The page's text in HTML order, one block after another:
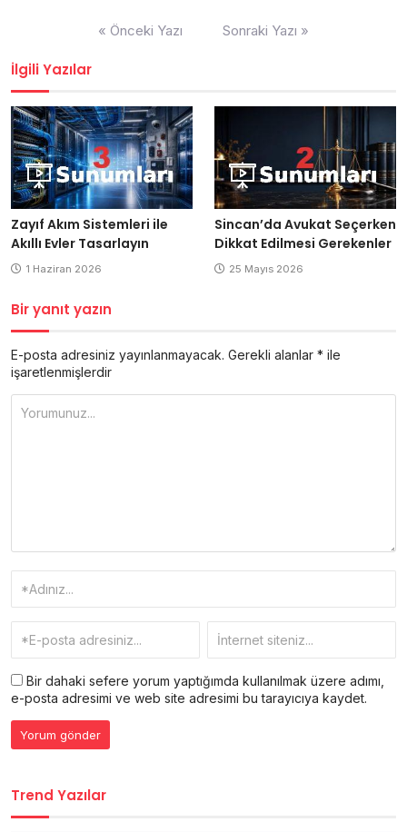
« Önceki Yazı Sonraki Yazı »
İlgili Yazılar
Zayıf Akım Sistemleri ile
Akıllı Evler Tasarlayın
1 Haziran 2026
Sincan’da Avukat Seçerken
Dikkat Edilmesi Gerekenler
25 Mayıs 2026
Bir yanıt yazın
E-posta adresiniz yayınlanmayacak. Gerekli alanlar * ile
işaretlenmişlerdir
Bir dahaki sefere yorum yaptığımda kullanılmak üzere adımı,
e-posta adresimi ve web site adresimi bu tarayıcıya kaydet.
Trend Yazılar